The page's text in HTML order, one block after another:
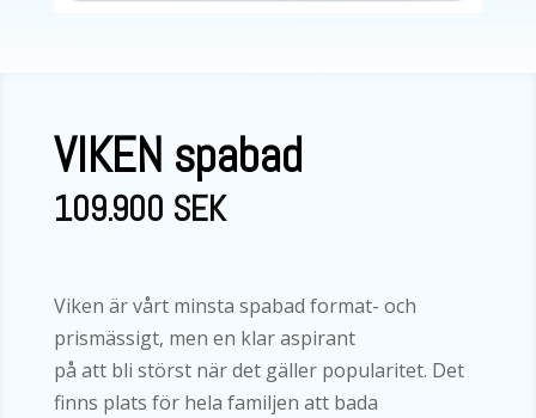
VIKEN spabad
109.900 SEK
Viken är vårt minsta spabad format- och
prismässigt, men en klar aspirant
på att bli störst när det gäller popularitet. Det
finns plats för hela familjen att bada